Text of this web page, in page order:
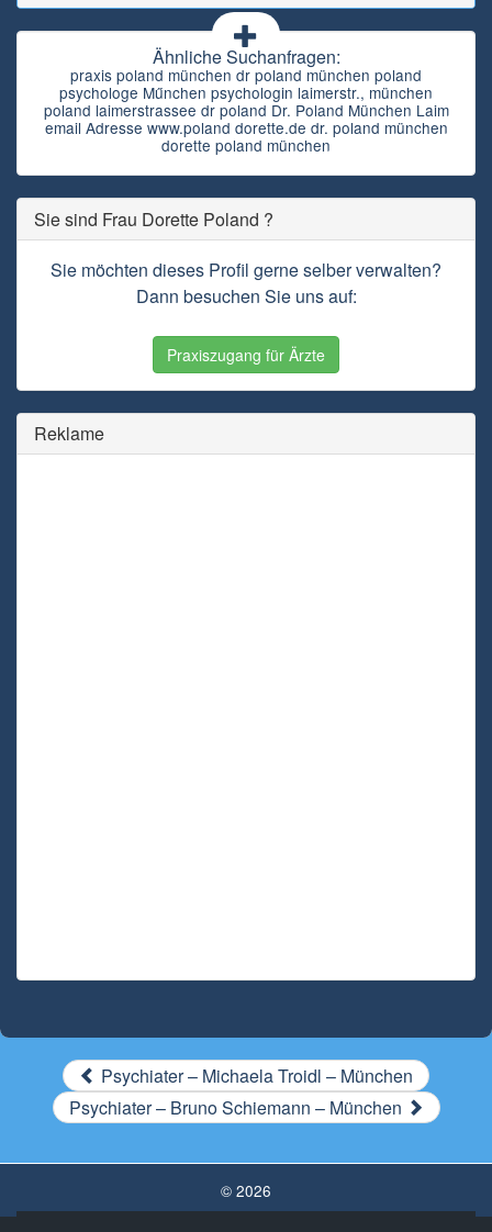
Ähnliche Suchanfragen:
praxis poland münchen dr poland münchen poland
psychologe Műnchen psychologin laimerstr., münchen
poland laimerstrassee dr poland Dr. Poland München Laim
email Adresse www.poland dorette.de dr. poland münchen
dorette poland münchen
Sie sind Frau Dorette Poland ?
Sie möchten dieses Profil gerne selber verwalten?
Dann besuchen Sie uns auf:
Praxiszugang für Ärzte
Reklame
Psychiater – Michaela Troidl – München
Psychiater – Bruno Schiemann – München
© 2026